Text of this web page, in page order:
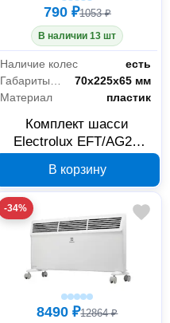
790 ₽1053 ₽
В наличии 13 шт
Наличие колес
есть
70x225x65 мм
Материал
пластик
Комплект шасси
Electrolux EFT/AG2R
конвектора Air Gate
Transformer
В корзину
-34%
8490 ₽12864 ₽